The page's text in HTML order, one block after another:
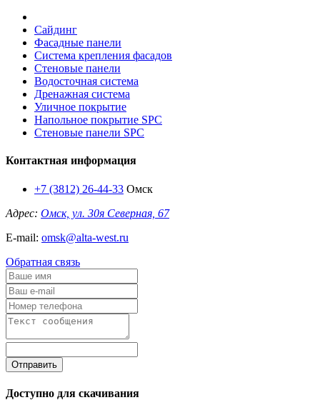
Сайдинг
Фасадные панели
Система крепления фасадов
Стеновые панели
Водосточная система
Дренажная система
Уличное покрытие
Напольное покрытие SPC
Стеновые панели SPC
Контактная информация
+7 (3812) 26-44-33 Омск
Адрес: Омск, ул. 30я Северная, 67
E-mail: omsk@alta-west.ru
Обратная связь
Отправить
Доступно для скачивания